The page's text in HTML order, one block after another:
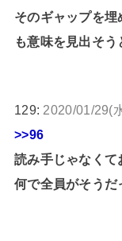
そのギャップを
も意味を見出そ
129: 2020/01/29(
>>96
読み手じゃなくて
何で全員がそうだ